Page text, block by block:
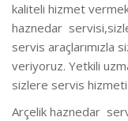
kaliteli hizmet
haznedar
servis araçlarımızla
veriyoruz. Yetkili
sizlere servis
Arçelik haznedar